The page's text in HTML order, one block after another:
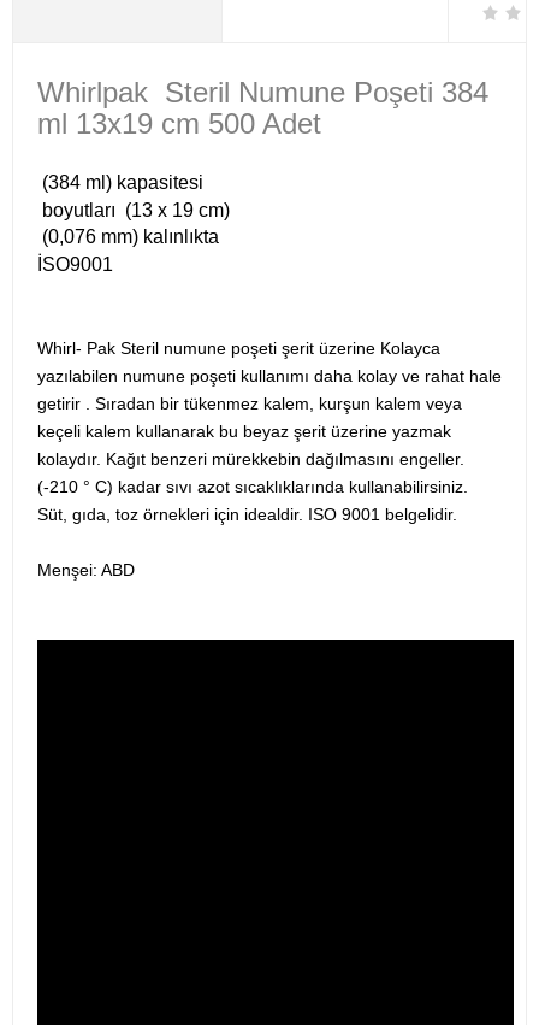
Whirlpak Steril Numune Poşeti 384
ml 13x19 cm 500 Adet
(384 ml) kapasitesi
boyutları (13 x 19 cm)
(0,076 mm) kalınlıkta
İSO9001
Whirl- Pak Steril numune poşeti şerit üzerine Kolayca
yazılabilen numune poşeti kullanımı daha kolay ve rahat hale
getirir . Sıradan bir tükenmez kalem, kurşun kalem veya
keçeli kalem kullanarak bu beyaz şerit üzerine yazmak
kolaydır. Kağıt benzeri mürekkebin dağılmasını engeller.
(-210 ° C) kadar sıvı azot sıcaklıklarında kullanabilirsiniz.
Süt, gıda, toz örnekleri için idealdir. ISO 9001 belgelidir.
Menşei: ABD